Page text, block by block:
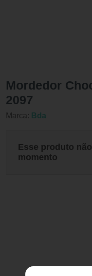
Mordedor
2097
Marca: Bda
Esse produto
momento